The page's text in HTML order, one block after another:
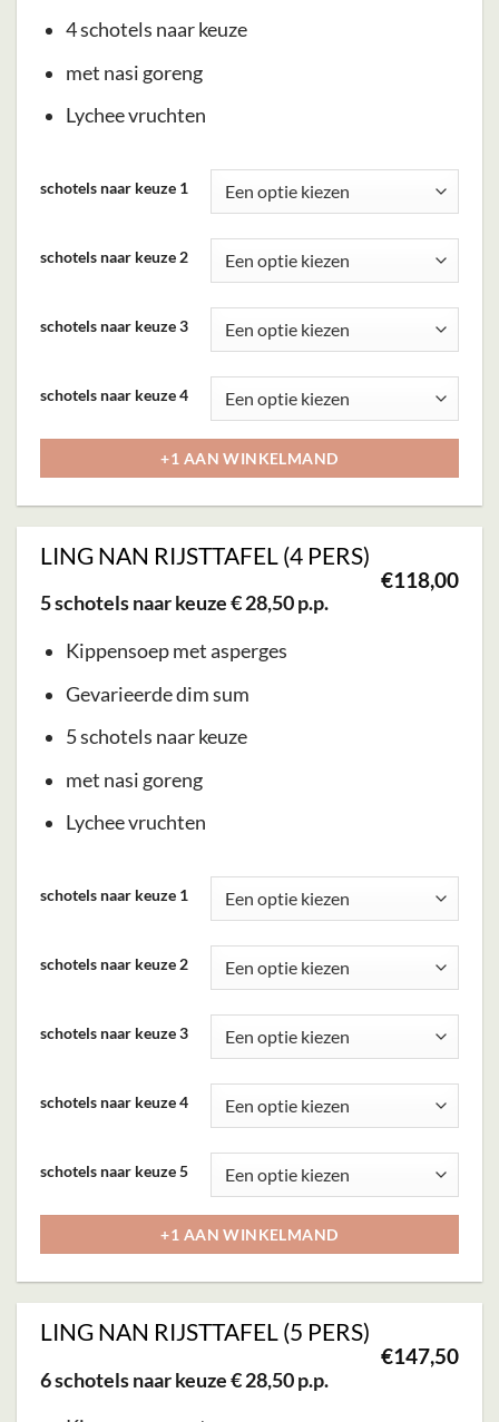
4 schotels naar keuze
met nasi goreng
Lychee vruchten
meerdere
Deze
kan
op
de
productpagina
schotels naar keuze 1
schotels naar keuze 2
schotels naar keuze 3
schotels naar keuze 4
+1 AAN WINKELMAND
LING NAN RIJSTTAFEL (4 PERS)
€118,00
5 schotels naar keuze € 28,50 p.p.
Kippensoep met asperges
Gevarieerde dim sum
5 schotels naar keuze
met nasi goreng
Lychee vruchten
meerdere
Deze
kan
de
productpagina
schotels naar keuze 1
schotels naar keuze 2
schotels naar keuze 3
schotels naar keuze 4
schotels naar keuze 5
+1 AAN WINKELMAND
LING NAN RIJSTTAFEL (5 PERS)
€147,50
6 schotels naar keuze € 28,50 p.p.